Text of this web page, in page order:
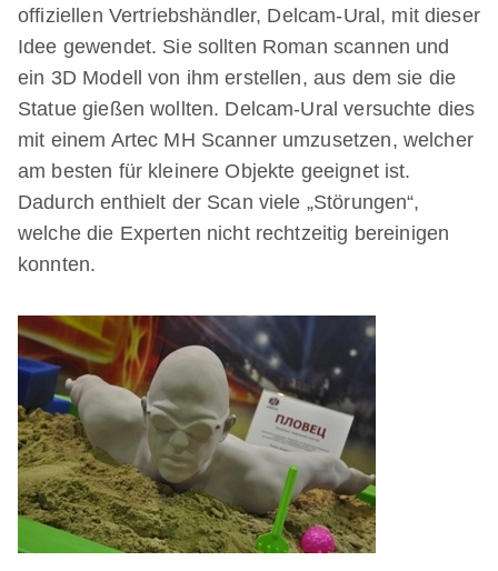
offiziellen Vertriebshändler, Delcam-Ural, mit dieser
Idee gewendet. Sie sollten Roman scannen und
ein 3D Modell von ihm erstellen, aus dem sie die
Statue gießen wollten. Delcam-Ural versuchte dies
mit einem Artec MH Scanner umzusetzen, welcher
am besten für kleinere Objekte geeignet ist.
Dadurch enthielt der Scan viele „Störungen“,
welche die Experten nicht rechtzeitig bereinigen
konnten.